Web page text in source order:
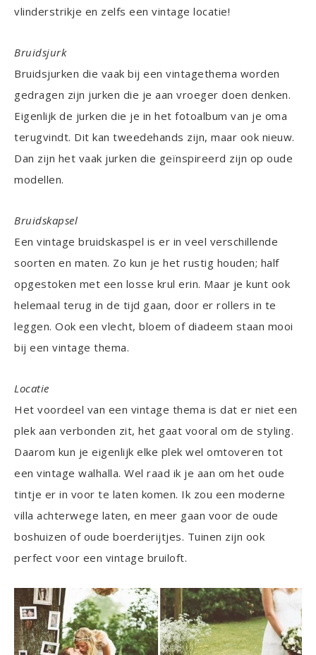
vlinderstrikje en zelfs een vintage locatie!
Bruidsjurk
Bruidsjurken die vaak bij een vintagethema worden
gedragen zijn jurken die je aan vroeger doen denken.
Eigenlijk de jurken die je in het fotoalbum van je oma
terugvindt. Dit kan tweedehands zijn, maar ook nieuw.
Dan zijn het vaak jurken die geïnspireerd zijn op oude
modellen.
Bruidskapsel
Een vintage bruidskaspel is er in veel verschillende
soorten en maten. Zo kun je het rustig houden; half
opgestoken met een losse krul erin. Maar je kunt ook
helemaal terug in de tijd gaan, door er rollers in te
leggen. Ook een vlecht, bloem of diadeem staan mooi
bij een vintage thema.
Locatie
Het voordeel van een vintage thema is dat er niet een
plek aan verbonden zit, het gaat vooral om de styling.
Daarom kun je eigenlijk elke plek wel omtoveren tot
een vintage walhalla. Wel raad ik je aan om het oude
tintje er in voor te laten komen. Ik zou een moderne
villa achterwege laten, en meer gaan voor de oude
boshuizen of oude boerderijtjes. Tuinen zijn ook
perfect voor een vintage bruiloft.